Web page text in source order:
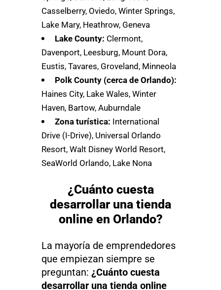
Casselberry, Oviedo, Winter Springs,
Lake Mary, Heathrow, Geneva
Lake County: Clermont,
Davenport, Leesburg, Mount Dora,
Eustis, Tavares, Groveland, Minneola
Polk County (cerca de Orlando):
Haines City, Lake Wales, Winter
Haven, Bartow, Auburndale
Zona turística: International
Drive (I-Drive), Universal Orlando
Resort, Walt Disney World Resort,
SeaWorld Orlando, Lake Nona
¿Cuánto cuesta
desarrollar una tienda
online en Orlando?
La mayoría de emprendedores
que empiezan siempre se
preguntan: ¿Cuánto cuesta
desarrollar una tienda online